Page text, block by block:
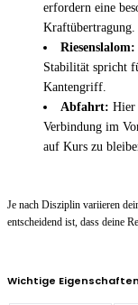
erfordern eine
Kraftübertragung.
Riesenslalom:
Stabilität spricht
Kantengriff.
Abfahrt: Hier
Verbindung im
auf Kurs zu
Je nach Disziplin variieren
entscheidend ist, dass deine
Wichtige